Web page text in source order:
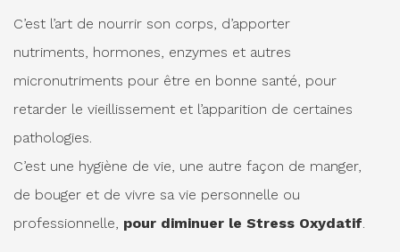
C’est l’art de nourrir son corps, d’apporter
nutriments, hormones, enzymes et autres
micronutriments pour être en bonne santé, pour
retarder le vieillissement et l’apparition de certaines
pathologies.
C’est une hygiène de vie, une autre façon de manger,
de bouger et de vivre sa vie personnelle ou
professionnelle, pour diminuer le Stress Oxydatif.